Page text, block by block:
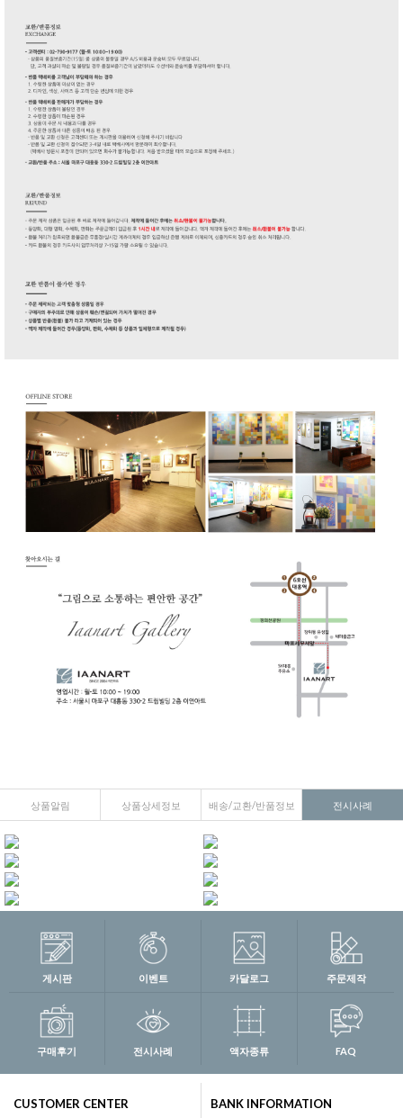
상품알림 상품상세정보 배송/교환/반품정보 전시사례
게시판 이벤트 카달로그 주문제작
구매후기 전시사례 액자종류 FAQ
CUSTOMER CENTER BANK INFORMATION